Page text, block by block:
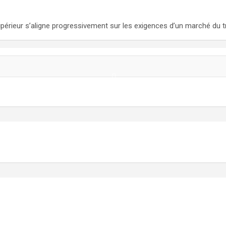
s’aligne progressivement sur les exigences d’un marché du